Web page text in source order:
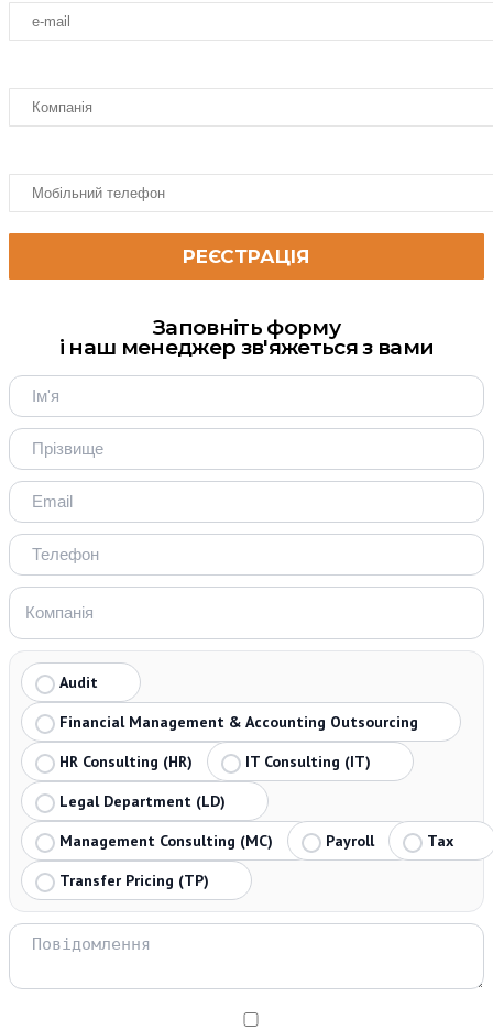
Заповніть форму
і наш менеджер зв'яжеться з вами
Audit
Financial Management & Accounting Outsourcing
HR Consulting (HR)
IT Consulting (IT)
Legal Department (LD)
Management Consulting (MC)
Payroll
Tax
Transfer Pricing (TP)